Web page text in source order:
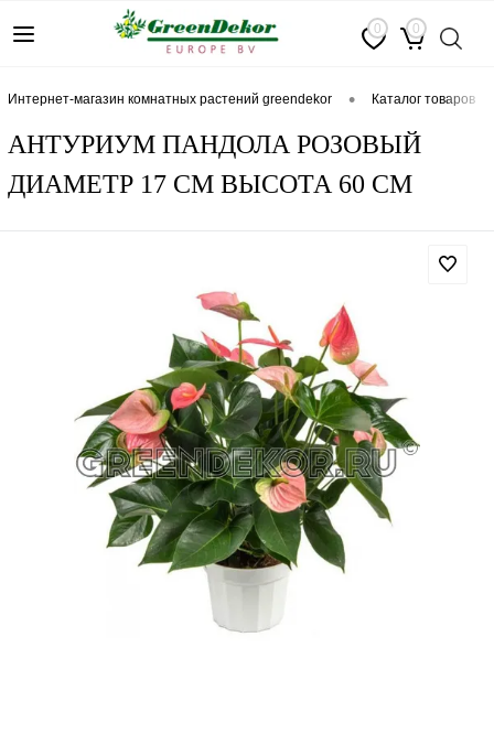
0 0
интернет-магазин комнатных растений greendekor • каталог товаров
АНТУРИУМ ПАНДОЛА РОЗОВЫЙ
ДИАМЕТР 17 СМ ВЫСОТА 60 СМ